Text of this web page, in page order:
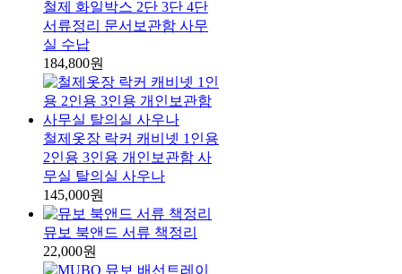
철제 화일박스 2단 3단 4단
서류정리 문서보관함 사무
실 수납
184,800원
철제옷장 락커 캐비넷 1인용
2인용 3인용 개인보관함 사
무실 탈의실 사우나
145,000원
뮤보 북앤드 서류 책정리
22,000원